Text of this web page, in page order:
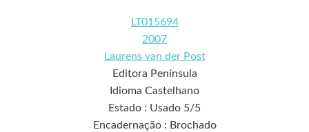
LT015694
2007
Laurens van der Post
Editora Península
Idioma Castelhano
Estado : Usado 5/5
Encadernação : Brochado